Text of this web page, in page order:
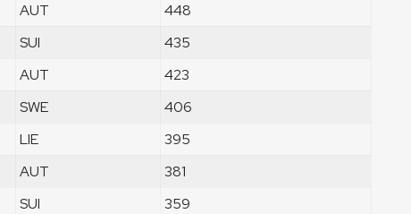
AUT
448
SUI
435
AUT
423
SWE
406
LIE
395
AUT
381
SUI
359